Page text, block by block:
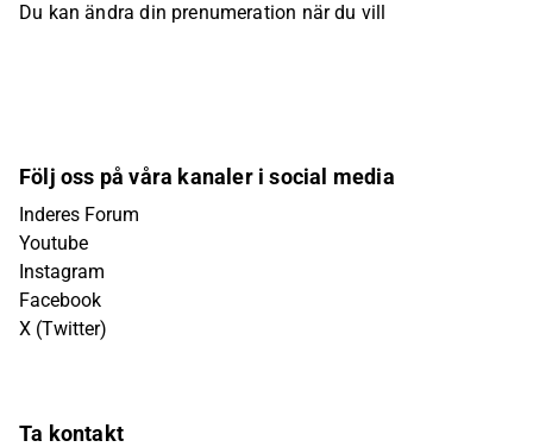
Du kan ändra din prenumeration när du vill
Följ oss på våra kanaler i social media
Inderes Forum
Youtube
Instagram
Facebook
X (Twitter)
Ta kontakt